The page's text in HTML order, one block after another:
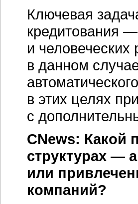
Ключевая
кредитования
и
в данном
в этих целях
с
CNews: Какой
структурах —
или
компаний?